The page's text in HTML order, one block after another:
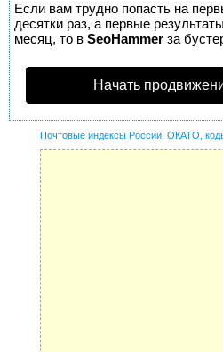
Если вам трудно попасть на
десятки раз, а первые
месяц, то в SeoHammer за
Начать
Почтовые индексы России, ОКАТО,